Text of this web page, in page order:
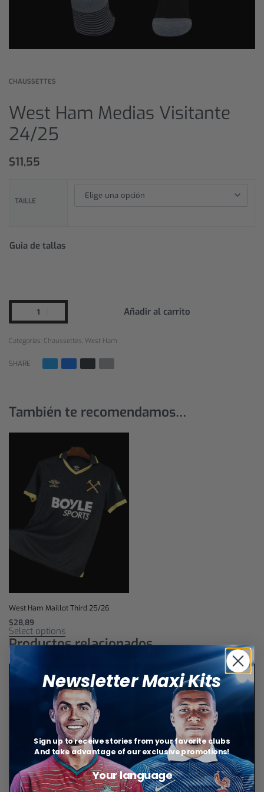
CHAUSSETTES
West Ham Medias Visitante
24/25
$11,55
TAILLE
Guia de tallas
Añadir al carrito
Categorías: Chaussettes West Ham
SHARE
También te recomendamos…
West Ham Maillot Third 25/26
$28,89
Select options
Productos relacionados
Newsletter Maxi Kits
Sign up to receive stories from your favorite clubs
And take advantage of our exclusive promotions!
Your language